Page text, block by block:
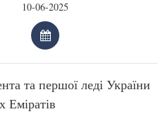
та першої леді України
Еміратів